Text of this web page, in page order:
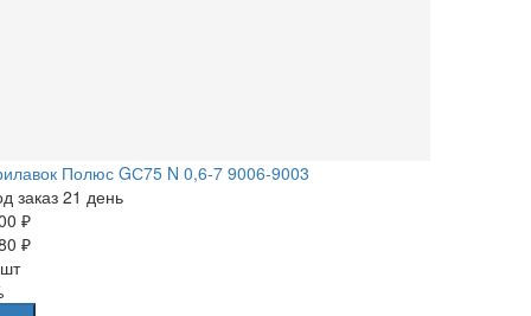
Полюс GС75 N 0,6-7 9006-9003
заказ 21 день
₽
₽